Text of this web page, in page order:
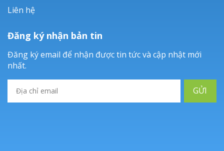
Liên hệ
Đăng ký nhận bản tin
Đăng ký email để nhận được tin tức và cập nhật mới
nhất.
GỬI